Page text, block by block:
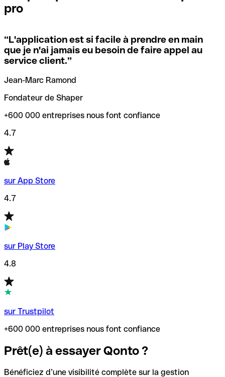
locales.
Si vous n'êtes pas sûr du code SWIFT que vous devriez
utiliser, nous avons développé un outil de recherche de
codes SWIFT par nom de banque.
vérification/recherche de codes SWIFT. Ainsi, vous pouvez
trouver et vérifier vos codes SWIFT avant de réaliser vos
transferts d’argent.
pro
“L'application est si facile à prendre en main
que je n'ai jamais eu besoin de faire appel au
service client.”
Jean-Marc Ramond
Fondateur de Shaper
+600 000 entreprises nous font confiance
4.7
sur App Store
4.7
sur Play Store
4.8
sur Trustpilot
+600 000 entreprises nous font confiance
Prêt(e) à essayer Qonto ?
Bénéficiez d’une visibilité complète sur la gestion